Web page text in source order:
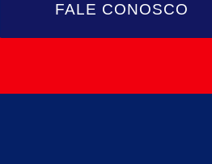
FALE CONOSCO